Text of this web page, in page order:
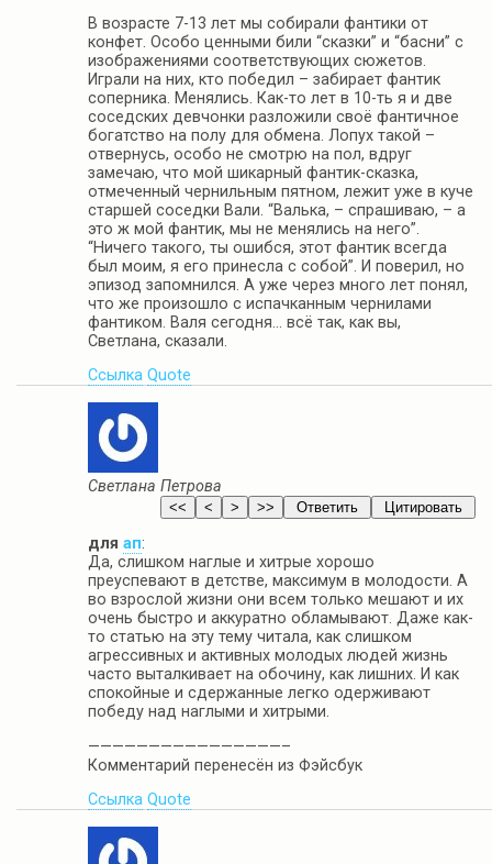
В возрасте 7-13 лет мы собирали фантики от
конфет. Особо ценными били “сказки” и “басни” с
изображениями соответствующих сюжетов.
Играли на них, кто победил – забирает фантик
соперника. Менялись. Как-то лет в 10-ть я и две
соседских девчонки разложили своё фантичное
богатство на полу для обмена. Лопух такой –
отвернусь, особо не смотрю на пол, вдруг
замечаю, что мой шикарный фантик-сказка,
отмеченный чернильным пятном, лежит уже в куче
старшей соседки Вали. “Валька, – спрашиваю, – а
это ж мой фантик, мы не менялись на него”.
“Ничего такого, ты ошибся, этот фантик всегда
был моим, я его принесла с собой”. И поверил, но
эпизод запомнился. А уже через много лет понял,
что же произошло с испачканным чернилами
фантиком. Валя сегодня… всё так, как вы,
Светлана, сказали.
Ссылка Quote
Светлана Петрова
для ап:
Да, слишком наглые и хитрые хорошо
преуспевают в детстве, максимум в молодости. А
во взрослой жизни они всем только мешают и их
очень быстро и аккуратно обламывают. Даже как-
то статью на эту тему читала, как слишком
агрессивных и активных молодых людей жизнь
часто выталкивает на обочину, как лишних. И как
спокойные и сдержанные легко одерживают
победу над наглыми и хитрыми.
————————————————–
Комментарий перенесён из Фэйсбук
Ссылка Quote